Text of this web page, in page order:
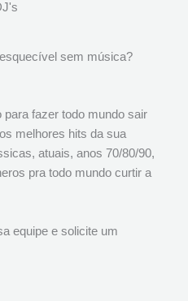
sem música?
fazer todo mundo sair
melhores hits da sua
atuais, anos 70/80/90,
pra todo mundo curtir a
equipe e solicite um